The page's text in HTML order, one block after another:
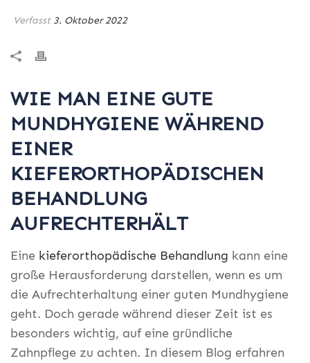
Verfasst 3. Oktober 2022
WIE MAN EINE GUTE
MUNDHYGIENE WÄHREND
EINER
KIEFERORTHOPÄDISCHEN
BEHANDLUNG
AUFRECHTERHÄLT
Eine kieferorthopädische Behandlung kann eine
große Herausforderung darstellen, wenn es um
die Aufrechterhaltung einer guten Mundhygiene
geht. Doch gerade während dieser Zeit ist es
besonders wichtig, auf eine gründliche
Zahnpflege zu achten. In diesem Blog erfahren